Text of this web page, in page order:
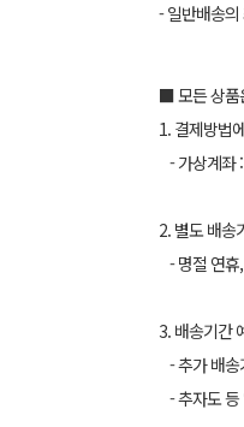
- 일반배송
■ 모든 상품
1. 결제방법
- 가상계좌
2. 별도 배송
- 명절 연
3. 배송기간
- 추가 배
- 추자도